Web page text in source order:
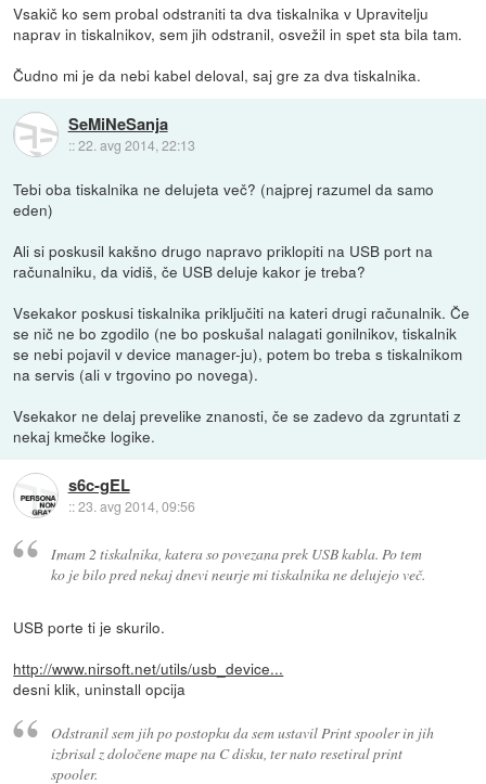
Vsakič ko sem probal odstraniti ta dva tiskalnika v Upravitelju
naprav in tiskalnikov, sem jih odstranil, osvežil in spet sta bila tam.
Čudno mi je da nebi kabel deloval, saj gre za dva tiskalnika.
SeMiNeSanja
::22. avg 2014, 22:13
Tebi oba tiskalnika ne delujeta več? (najprej razumel da samo
eden)
Ali si poskusil kakšno drugo napravo priklopiti na USB port na
računalniku, da vidiš, če USB deluje kakor je treba?
Vsekakor poskusi tiskalnika priključiti na kateri drugi računalnik. Če
se nič ne bo zgodilo (ne bo poskušal nalagati gonilnikov, tiskalnik
se nebi pojavil v device manager-ju), potem bo treba s tiskalnikom
na servis (ali v trgovino po novega).
Vsekakor ne delaj prevelike znanosti, če se zadevo da zgruntati z
nekaj kmečke logike.
s6c-gEL
::23. avg 2014, 09:56
Imam 2 tiskalnika, katera so povezana prek USB kabla. Po tem
ko je bilo pred nekaj dnevi neurje mi tiskalnika ne delujejo več.
USB porte ti je skurilo.
http://www.nirsoft.net/utils/usb_device...
desni klik, uninstall opcija
Odstranil sem jih po postopku da sem ustavil Print spooler in jih
izbrisal z določene mape na C disku, ter nato resetiral print
spooler.